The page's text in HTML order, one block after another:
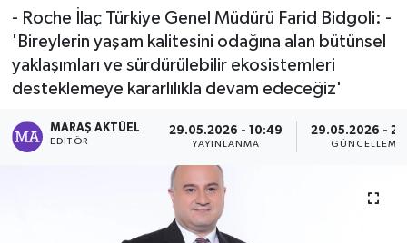
- Roche İlaç Türkiye Genel Müdürü Farid Bidgoli: -
'Bireylerin yaşam kalitesini odağına alan bütünsel
yaklaşımları ve sürdürülebilir ekosistemleri
desteklemeye kararlılıkla devam edeceğiz'
MARAŞ AKTÜEL
EDITÖR
29.05.2026 - 10:49
YAYINLANMA
29.05.2026 -
GÜNCELLEME
Eğitim
Dünya
Haber Arşivi